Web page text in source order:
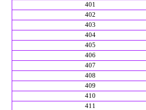
401
402
403
404
405
406
407
408
409
410
411